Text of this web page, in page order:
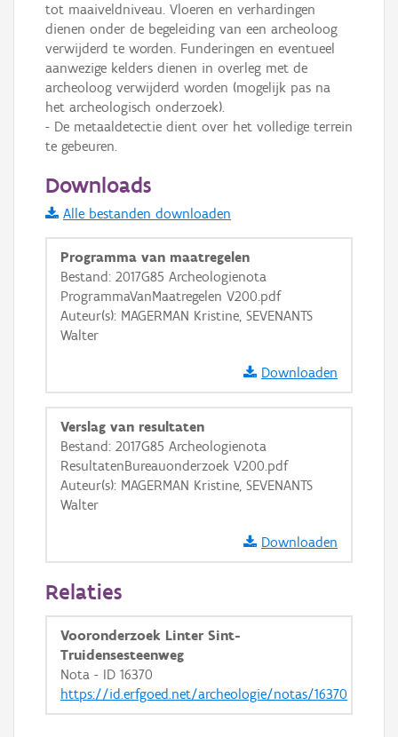
i
+ −
Basis Lagen
Ortho
GRB-Basiskaart
GRB-Basiskaart in grijswaarden
tot maaiveldniveau. Vloeren en verhardingen
dienen onder de begeleiding van een archeoloog
verwijderd te worden. Funderingen en eventueel
aanwezige kelders dienen in overleg met de
archeoloog verwijderd worden (mogelijk pas na
het archeologisch onderzoek).
- De metaaldetectie dient over het volledige terrein
te gebeuren.
Downloads
Alle bestanden downloaden
Programma van maatregelen
Bestand: 2017G85 Archeologienota
ProgrammaVanMaatregelen V200.pdf
Auteur(s): MAGERMAN Kristine, SEVENANTS
Walter
Downloaden
Verslag van resultaten
Bestand: 2017G85 Archeologienota
ResultatenBureauonderzoek V200.pdf
Auteur(s): MAGERMAN Kristine, SEVENANTS
Walter
Downloaden
Relaties
Vooronderzoek Linter Sint-
Truidensesteenweg
Nota - ID 16370
https://id.erfgoed.net/archeologie/notas/16370